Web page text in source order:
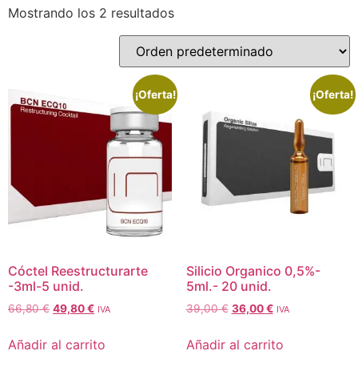
Mostrando los 2 resultados
¡Oferta!
Cóctel Reestructurarte
-3ml-5 unid.
66,80€ 49,80€ IVA
Añadir al carrito
¡Oferta!
Silicio Organico 0,5%-
5ml.- 20 unid.
39,00€ 36,00€ IVA
Añadir al carrito